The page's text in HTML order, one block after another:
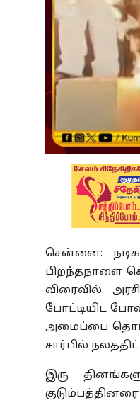
சென்னை:
பிறந்தநாளை
விரைவில்
போட்டியிட
அமைப்பை
சார்பில்
இரு